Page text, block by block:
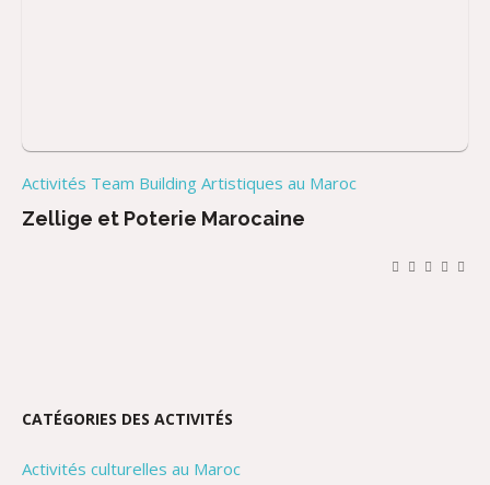
Activités Team Building Artistiques au Maroc
Zellige et Poterie Marocaine
CATÉGORIES DES ACTIVITÉS
Activités culturelles au Maroc